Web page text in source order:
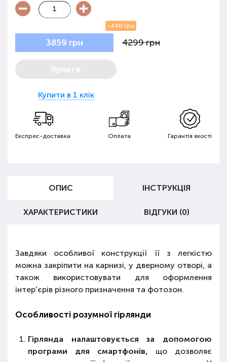
3859 грн
-440 грн
4299 грн
Купити
Купити в 1 клік
Експрес-доставка Оплата Гарантія якості
ОПИС ІНСТРУКЦІЯ
ХАРАКТЕРИСТИКИ ВІДГУКИ (0)
Завдяки особливої конструкції її з легкістю
можна закріпити на карнизі, у дверному отворі, а
також використовувати для оформлення
інтер'єрів різного призначення та фотозон.
Особливості розумної гірлянди
Гірлянда налаштовується за допомогою
програми для смартфонів, що дозволяє